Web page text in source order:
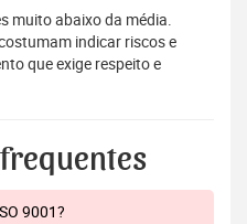
muito abaixo da média.
indicar riscos e
que exige respeito e
9001?